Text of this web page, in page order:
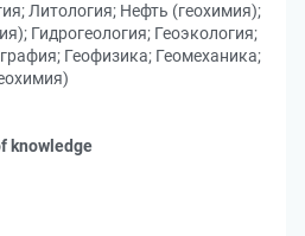
Литология; Нефть (геохимия);
Гидрогеология; Геоэкология;
Геофизика; Геомеханика;
knowledge